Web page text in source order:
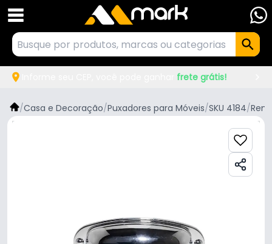
frete grátis!
/Casa e Decoração/Puxadores para Móveis/SKU 4184/